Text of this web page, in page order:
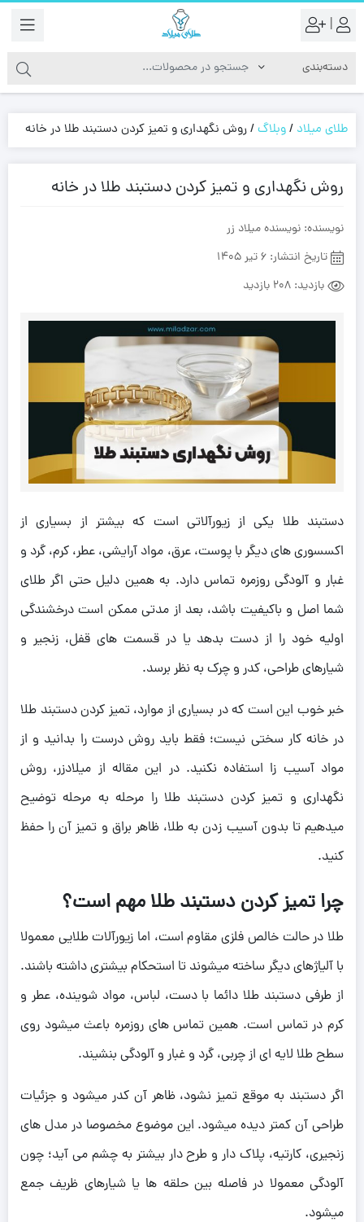
|
طلای میلاد /وبلاگ/روش نگهداری و تمیز کردن دستبند طلا در خانه
روش نگهداری و تمیز کردن دستبند طلا در خانه
نویسنده: نویسنده میلاد زر
تاریخ انتشار: 6 تیر 1405
بازدید: 208 بازدید
دستبند طلا یکی از زیورآلاتی است که بیشتر از بسیاری از
اکسسوری های دیگر با پوست، عرق، مواد آرایشی، عطر، کرم، گرد و
غبار و آلودگی روزمره تماس دارد. به همین دلیل حتی اگر طلای
شما اصل و باکیفیت باشد، بعد از مدتی ممکن است درخشندگی
اولیه خود را از دست بدهد یا در قسمت های قفل، زنجیر و
شیارهای طراحی، کدر و چرک به نظر برسد.
خبر خوب این است که در بسیاری از موارد، تمیز کردن دستبند طلا
در خانه کار سختی نیست؛ فقط باید روش درست را بدانید و از
مواد آسیب زا استفاده نکنید. در این مقاله از میلادزر، روش
نگهداری و تمیز کردن دستبند طلا را مرحله به مرحله توضیح
میدهیم تا بدون آسیب زدن به طلا، ظاهر براق و تمیز آن را حفظ
کنید.
چرا تمیز کردن دستبند طلا مهم است؟
طلا در حالت خالص فلزی مقاوم است، اما زیورآلات طلایی معمولا
با آلیاژهای دیگر ساخته میشوند تا استحکام بیشتری داشته باشند.
از طرفی دستبند طلا دائما با دست، لباس، مواد شوینده، عطر و
کرم در تماس است. همین تماس های روزمره باعث میشود روی
سطح طلا لایه ای از چربی، گرد و غبار و آلودگی بنشیند.
اگر دستبند به موقع تمیز نشود، ظاهر آن کدر میشود و جزئیات
طراحی آن کمتر دیده میشود. این موضوع مخصوصا در مدل های
زنجیری، کارتیه، پلاک دار و طرح دار بیشتر به چشم می آید؛ چون
آلودگی معمولا در فاصله بین حلقه ها یا شیارهای ظریف جمع
میشود.